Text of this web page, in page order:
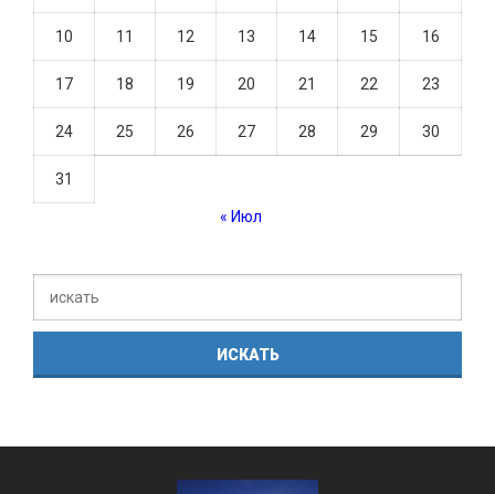
10 11 12 13 14 15 16
17 18 19 20 21 22 23
24 25 26 27 28 29 30
31
« Июл